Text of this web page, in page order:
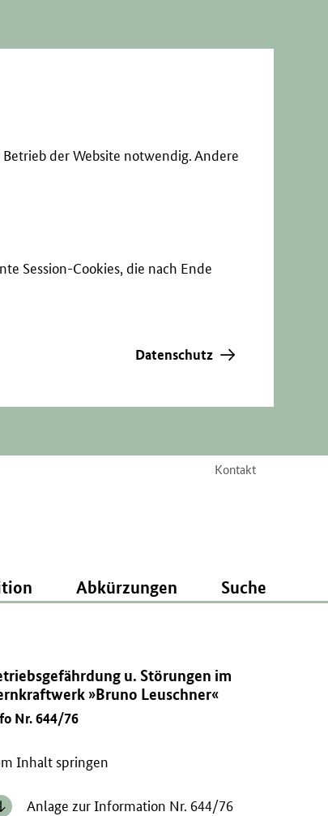
der Website notwendig. Andere
Session-Cookies, die nach Ende
Datenschutz
Kontakt
Abkürzungen Suche
u. Störungen im
»Bruno Leuschner«
Nr. 644/76
Inhalt springen
Anlage zur Information Nr. 644/76